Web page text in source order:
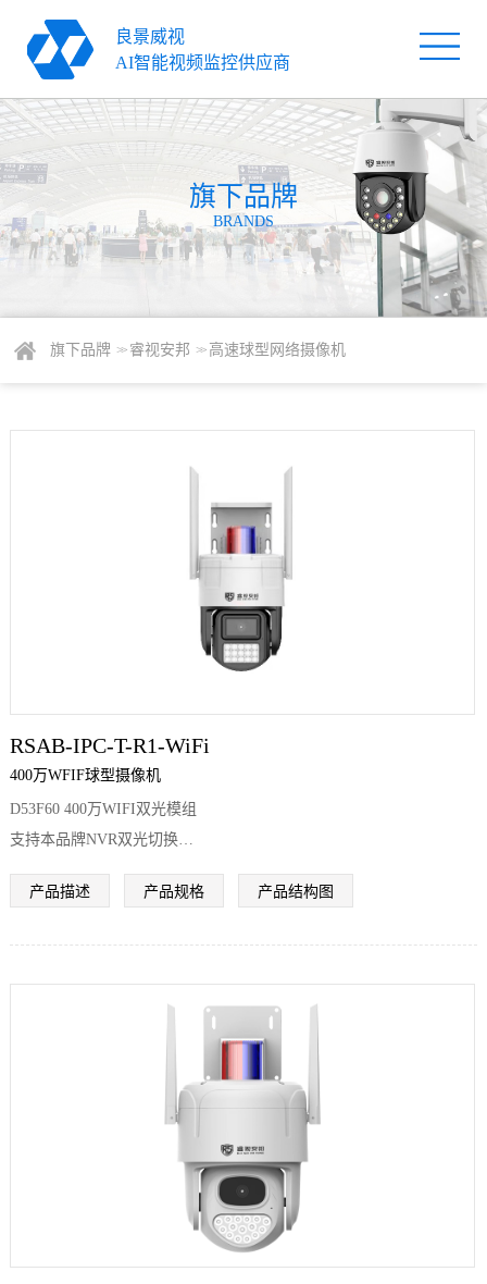
良景威视
AI智能视频监控供应商
下
品
牌
解
方
服
务
关
旗下品牌
BRANDS
旗下品牌 > > 睿视安邦 > > 高速球型网络摄像机
RSAB-IPC-T-R1-WiFi
400万WFIF球型摄像机
D53F60 400万WIFI双光模组
支持本品牌NVR双光切换
产品描述
产品规格 产品结构图